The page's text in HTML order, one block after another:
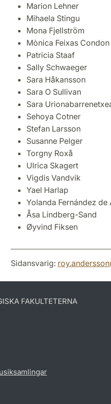
Marion Lehner
Mihaela Stingu
Mona Fjellström
Mònica Feixas Condon
Patricia Staaf
Sally Schwaeger
Sara Håkansson
Sara O Sullivan
Sara
Sehoya Cotner
Stefan Larsson
Susanne Pelger
Torgny Roxå
Ulrica Skagert
Vigdis Vandvik
Yael Harlap
Yolanda Fernández de
Åsa Lindberg-Sand
Øyvind Fiksen
Sidansvarig: roy.andersson
FAKULTETERNA